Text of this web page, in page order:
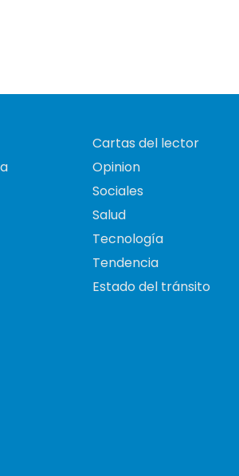
Cartas del lector
Opinion
Sociales
Salud
Tecnología
Tendencia
Estado del tránsito